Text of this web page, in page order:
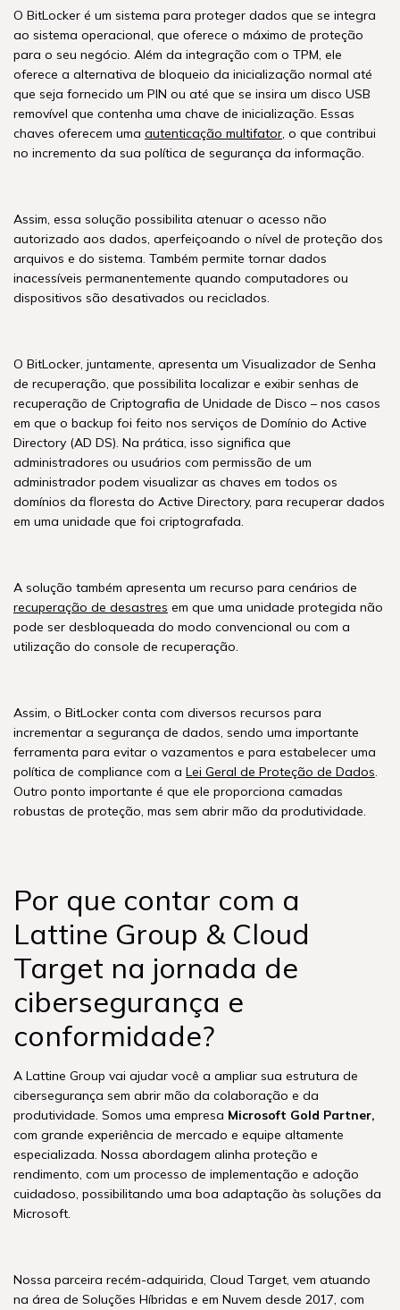
O BitLocker é um sistema para proteger dados que se integra
ao sistema operacional, que oferece o máximo de proteção
para o seu negócio. Além da integração com o TPM, ele
oferece a alternativa de bloqueio da inicialização normal até
que seja fornecido um PIN ou até que se insira um disco USB
removível que contenha uma chave de inicialização. Essas
chaves oferecem uma autenticação multifator, o que contribui
no incremento da sua política de segurança da informação.
Assim, essa solução possibilita atenuar o acesso não
autorizado aos dados, aperfeiçoando o nível de proteção dos
arquivos e do sistema. Também permite tornar dados
inacessíveis permanentemente quando computadores ou
dispositivos são desativados ou reciclados.
O BitLocker, juntamente, apresenta um Visualizador de Senha
de recuperação, que possibilita localizar e exibir senhas de
recuperação de Criptografia de Unidade de Disco – nos casos
em que o backup foi feito nos serviços de Domínio do Active
Directory (AD DS). Na prática, isso significa que
administradores ou usuários com permissão de um
administrador podem visualizar as chaves em todos os
domínios da floresta do Active Directory, para recuperar dados
em uma unidade que foi criptografada.
A solução também apresenta um recurso para cenários de
recuperação de desastres em que uma unidade protegida não
pode ser desbloqueada do modo convencional ou com a
utilização do console de recuperação.
Assim, o BitLocker conta com diversos recursos para
incrementar a segurança de dados, sendo uma importante
ferramenta para evitar o vazamentos e para estabelecer uma
política de compliance com a Lei Geral de Proteção de Dados.
Outro ponto importante é que ele proporciona camadas
robustas de proteção, mas sem abrir mão da produtividade.
Por que contar com a
Lattine Group & Cloud
Target na jornada de
cibersegurança e
conformidade?
A Lattine Group vai ajudar você a ampliar sua estrutura de
cibersegurança sem abrir mão da colaboração e da
produtividade. Somos uma empresa Microsoft Gold Partner,
com grande experiência de mercado e equipe altamente
especializada. Nossa abordagem alinha proteção e
rendimento, com um processo de implementação e adoção
cuidadoso, possibilitando uma boa adaptação às soluções da
Microsoft.
Nossa parceira recém-adquirida, Cloud Target, vem atuando
na área de Soluções Híbridas e em Nuvem desde 2017, com